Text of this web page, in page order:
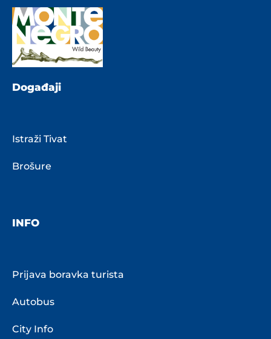
Događaji
Istraži Tivat
Brošure
INFO
Prijava boravka turista
Autobus
City Info